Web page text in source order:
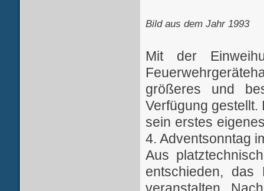
Bild aus dem Jahr 1993
Mit der
größeres und
Verfügung
sein erstes
4. Adventsonntag
Aus
entschieden, das